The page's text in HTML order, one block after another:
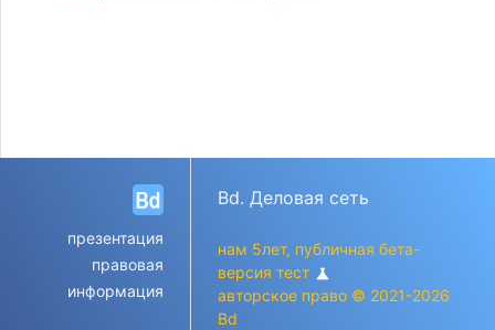
презентация
правовая
информация
Bd. Деловая сеть
нам 5лет, публичная бета-
версия тест science
авторское право © 2021-2026
Bd